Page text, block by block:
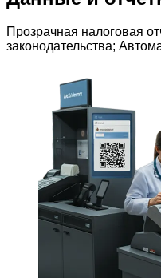
Прозрачная налоговая
законодательства;